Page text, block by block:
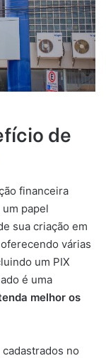
de
financeira
papel
sua criação em
várias
um PIX
é uma
melhor os
no